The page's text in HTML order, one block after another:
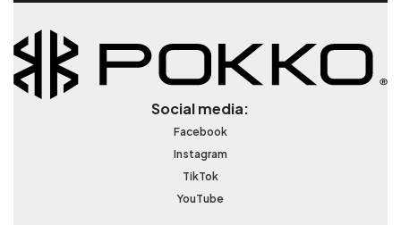
Social media:
Facebook
Instagram
TikTok
YouTube